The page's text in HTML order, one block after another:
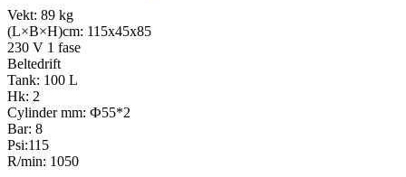
Vekt: 89 kg
(L×B×H)cm: 115x45x85
230 V 1 fase
Beltedrift
Tank: 100 L
Hk: 2
Cylinder mm: Ф55*2
Bar: 8
Psi:115
R/min: 1050